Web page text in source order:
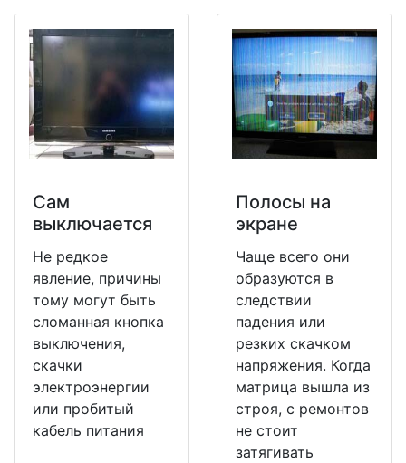
Сам
выключается
Не редкое
явление, причины
тому могут быть
сломанная кнопка
выключения,
скачки
электроэнергии
или пробитый
кабель питания
Полосы на
экране
Чаще всего они
образуются в
следствии
падения или
резких скачком
напряжения. Когда
матрица вышла из
строя, с ремонтов
не стоит
затягивать